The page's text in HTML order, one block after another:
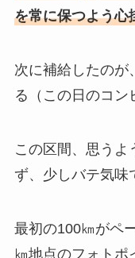
を常に保つよう心
次に補給したのが
る（この日のコン
この区間、思うよ
ず、少しバテ気味
最初の100㎞がペ
㎞地点のフォトポ